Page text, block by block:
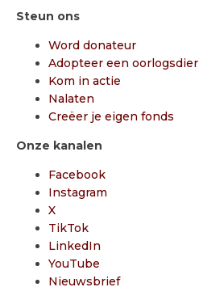
Steun ons
Word donateur
Adopteer een oorlogsdier
Kom in actie
Nalaten
Creëer je eigen fonds
Onze kanalen
Facebook
Instagram
X
TikTok
LinkedIn
YouTube
Nieuwsbrief